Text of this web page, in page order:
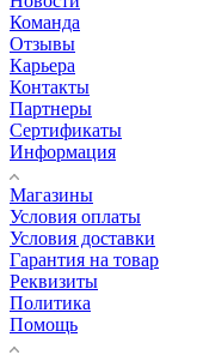
Команда
Отзывы
Карьера
Контакты
Партнеры
Сертификаты
Информация
Магазины
Условия оплаты
Условия доставки
Гарантия на товар
Реквизиты
Политика
Помощь